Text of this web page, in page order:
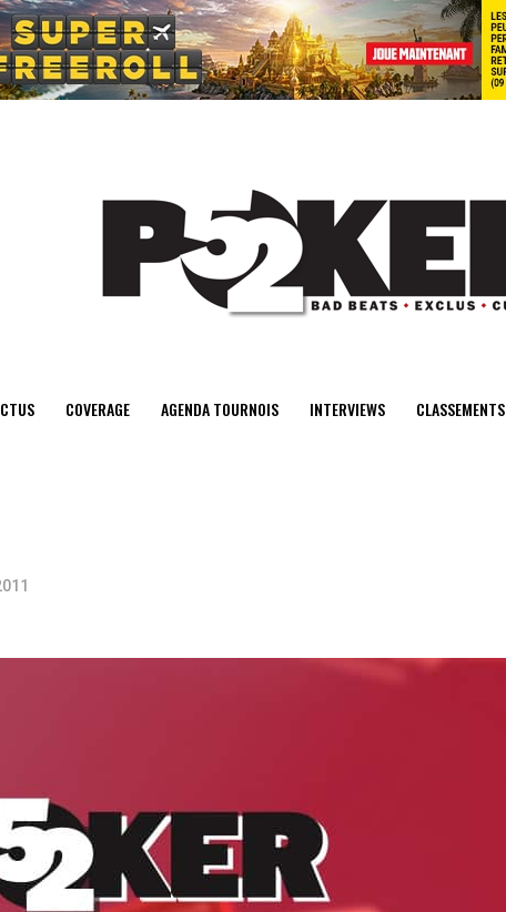
center>
COVERAGE AGENDA TOURNOIS INTERVIEWS CLASSEMENTS